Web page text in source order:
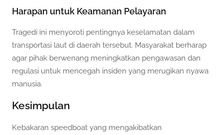
Harapan untuk Keamanan Pelayaran
Tragedi ini menyoroti pentingnya keselamatan dalam
transportasi laut di daerah tersebut. Masyarakat berharap
agar pihak berwenang meningkatkan pengawasan dan
regulasi untuk mencegah insiden yang merugikan nyawa
manusia.
Kesimpulan
Kebakaran speedboat yang mengakibatkan